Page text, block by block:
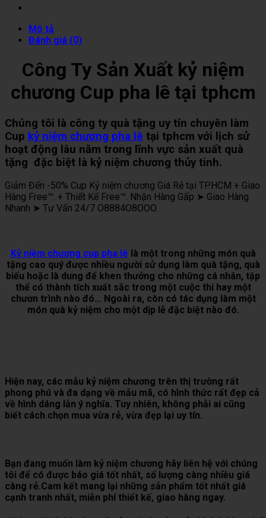
Mô tả
Đánh giá (0)
Công Ty Sản Xuất kỷ niệm
chương Cup pha lê tại tphcm
Chúng tôi là công ty quà tặng uy tín chuyên làm
Cup kỷ niệm chương pha lê tại tphcm với lịch sử
hoạt động lâu năm trong lĩnh vực sản xuất quà
tặng đặc biệt là kỷ niệm chương thủy tinh.
Giảm Đến -50% Cup Kỷ niệm chương Giá Rẻ tại TP.HCM + Giao
Hàng Free™. + Thiết Kế Free™. Nhận Hàng Gấp ➤ Giao Hàng
Nhanh ➤ Tư Vấn 24/7 O8884O8OOO.
Kỷ niệm chương cup pha lê là một trong những món quà
tặng cao quý được nhiều người sử dụng làm quà tặng, quà
biếu hoặc là dung để khen thưởng cho những cá nhân, tập
thể có thành tích xuất sắc trong một cuộc thi hay một
chươn trình nào đó… Ngoài ra, còn có tác dụng làm một
món quà kỷ niệm cho một dịp lễ đặc biệt nào đó.
Hiện nay, các mẫu kỷ niệm chương trên thị trường rất
phong phú và đa dạng về mẫu mã, có hình thức rất đẹp cả
về hình dáng lẫn ý nghĩa. Tuy nhiên, không phải ai cũng
biết cách chọn mua vừa rẻ, vừa đẹp lại uy tín.
Bạn đang muốn làm kỷ niệm chương hãy liên hệ với chúng
tôi để có được báo giá tốt nhất, số lượng càng nhiều giá
càng rẻ.Cam kết mang lại những sản phẩm tốt nhất giá
cạnh tranh nhất, miễn phí thiết kế, giao hàng ngay.